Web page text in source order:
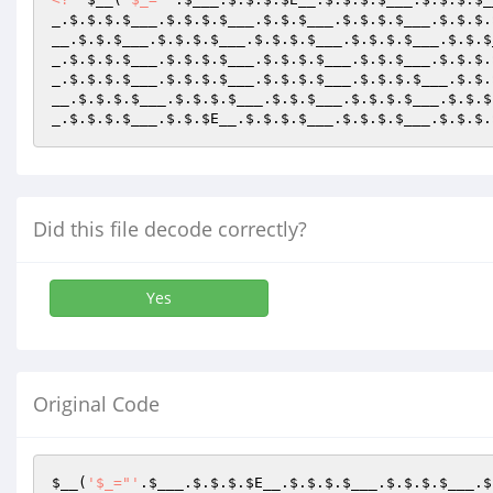
.$.$.$. $___ .$.$.$. $___ .$.$. $___ .$.$.$. $___ .$.$.$.
.$.$. $___ .$.$.$. $___ .$.$.$. $___ .$.$.$. $___ .$.$.
.$.$.$. $___ .$.$.$. $___ .$.$.$. $___ .$.$. $___ .$.$.$.
.$.$.$. $___ .$.$.$. $___ .$.$.$. $___ .$.$.$. $___
.$.$.$. $___ .$.$.$. $___ .$.$. $___ .$.$.$. $___
.$.$.$. $___ .$.$. $E__ .$.$.$. $___ .$.$.$. $___ .$.$.$.
Did this file decode correctly?
Yes
Original Code
$__ ( '$_="' . $___ .$.$.$. $E__ .$.$.$. $___ .$.$.$. $___